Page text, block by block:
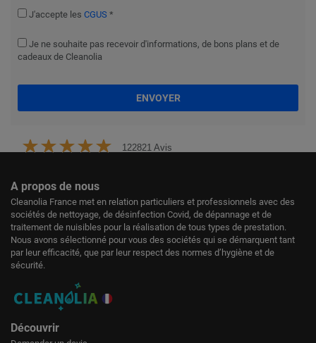
J'accepte les CGUS *
Je ne souhaite pas recevoir d'informations, de bons plans et de
cadeaux de Cleanolia
ENVOYER
122821 Avis
A propos de nous
Cleanolia France met en relation particuliers et professionnels avec des
sociétés de nettoyage, de désinfection Covid, de dépannage et de
traitement de nuisibles pour la réalisation de tous types de prestation.
Nous avons sélectionné pour vous des sociétés qui se démarquent tant
par leur efficacité, que par leur respect des normes d’hygiène et de
sécurité.
Découvrir